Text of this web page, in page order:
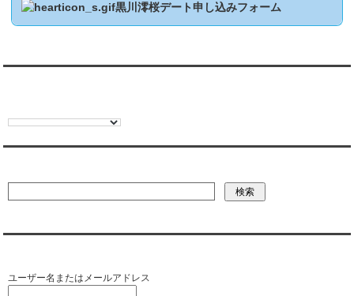
黒川澪桜デート申し込みフォーム
ユーザー名またはメールアドレス